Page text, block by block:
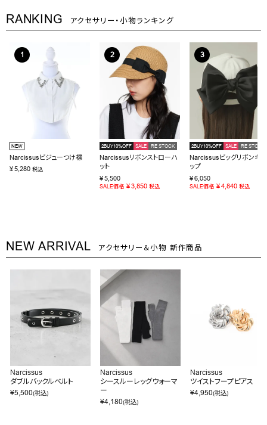
RANKING アクセサリー・小物ランキング
NEW
Narcissusビジューつけ襟
¥5,280 税込
2BUY10%OFF SALE RE STOCK
Narcissusリボンストローハ
ット
¥5,500
SALE価格 ¥3,850 税込
2BUY10%OFF SALE RE STOCK
Narcissusビッグリボンキャ
ップ
¥6,050
SALE価格 ¥4,840 税込
NEW ARRIVAL アクセサリー＆小物 新作商品
Narcissus
ダブルバックルベルト
¥5,500(税込)
Narcissus
シースルーレッグウォーマ
ー
¥4,180(税込)
Narcissus
ツイストフープピアス
¥4,950(税込)